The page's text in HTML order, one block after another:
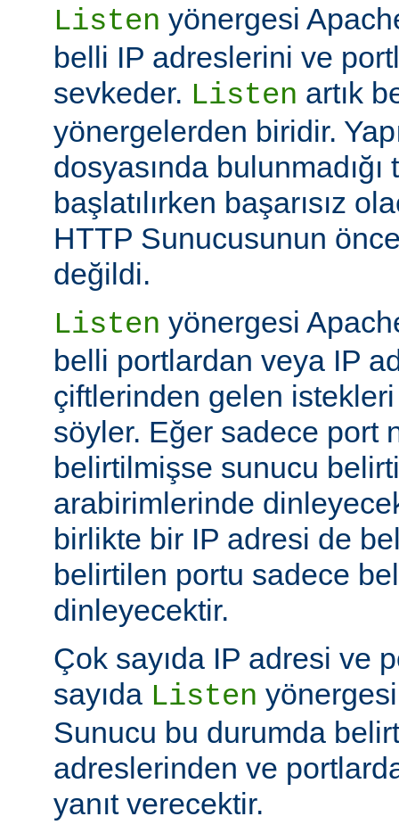
Listen yönergesi
belli IP adreslerini ve
sevkeder. Listen artık
yönergelerden biridir.
dosyasında
başlatılırken başarısız
HTTP Sunucusunun
değildi.
Listen yönergesi
belli portlardan veya IP
çiftlerinden gelen
söyler. Eğer sadece port
belirtilmişse sunucu
arabirimlerinde
birlikte bir IP adresi de
belirtilen portu sadece
dinleyecektir.
Çok sayıda IP adresi ve
sayıda Listen
Sunucu bu durumda
adreslerinden ve
yanıt verecektir.